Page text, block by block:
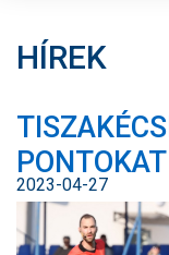
HÍREK
PONTOKAT
2023-04-27